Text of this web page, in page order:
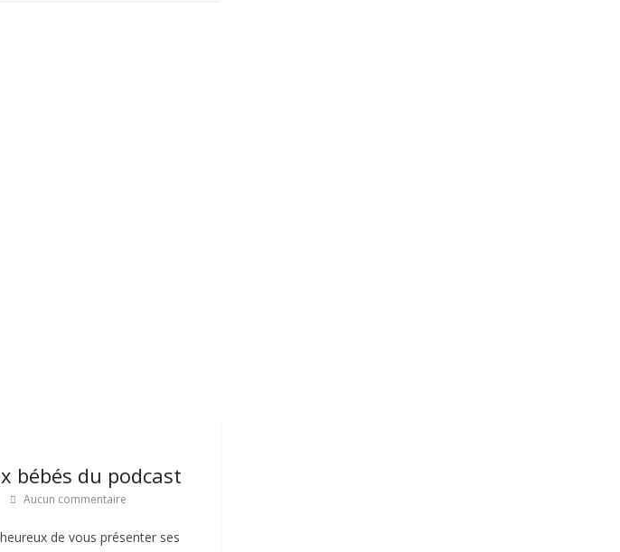
bébés du podcast
Aucun commentaire
de vous présenter ses